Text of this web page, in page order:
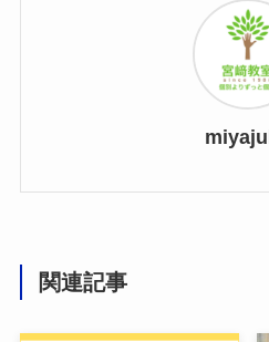
関連記事